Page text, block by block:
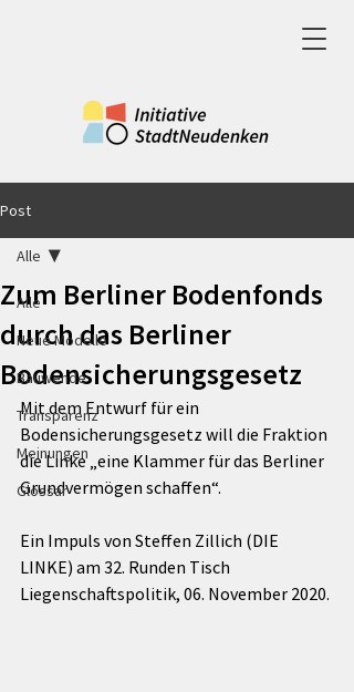
Post
Alle
Neue Modelle
Bauwende
Transparenz
Meinungen
Glossar
Alle
Zum Berliner Bodenfonds
durch das Berliner
Bodensicherungsgesetz
Mit dem Entwurf für ein
Bodensicherungsgesetz will die Fraktion
die Linke „eine Klammer für das Berliner
Grundvermögen schaffen“.
Ein Impuls von Steffen Zillich (DIE
LINKE) am 32. Runden Tisch
Liegenschaftspolitik, 06. November 2020.